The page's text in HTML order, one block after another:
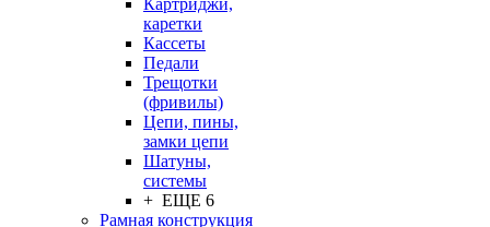
Картриджи,
каретки
Кассеты
Педали
Трещотки
(фривилы)
Цепи, пины,
замки цепи
Шатуны,
системы
+ ЕЩЕ 6
Рамная конструкция